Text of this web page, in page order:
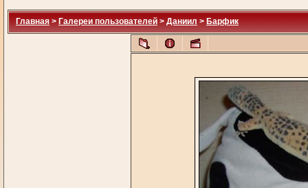
Главная > Галереи пользователей > Даниил > Барфик